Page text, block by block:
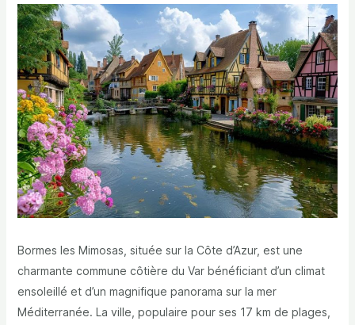
Bormes les Mimosas, située sur la Côte d’Azur, est une
charmante commune côtière du Var bénéficiant d’un climat
ensoleillé et d’un magnifique panorama sur la mer
Méditerranée. La ville, populaire pour ses 17 km de plages,